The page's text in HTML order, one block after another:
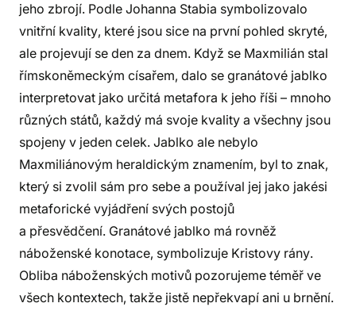
jeho zbrojí. Podle Johanna Stabia symbolizovalo
vnitřní kvality, které jsou sice na první pohled skryté,
ale projevují se den za dnem. Když se Maxmilián stal
římskoněmeckým císařem, dalo se granátové jablko
interpretovat jako určitá metafora k jeho říši – mnoho
různých států, každý má svoje kvality a všechny jsou
spojeny v jeden celek. Jablko ale nebylo
Maxmiliánovým heraldickým znamením, byl to znak,
který si zvolil sám pro sebe a používal jej jako jakési
metaforické vyjádření svých postojů
a přesvědčení. Granátové jablko má rovněž
náboženské konotace, symbolizuje Kristovy rány.
Obliba náboženských motivů pozorujeme téměř ve
všech kontextech, takže jistě nepřekvapí ani u brnění.